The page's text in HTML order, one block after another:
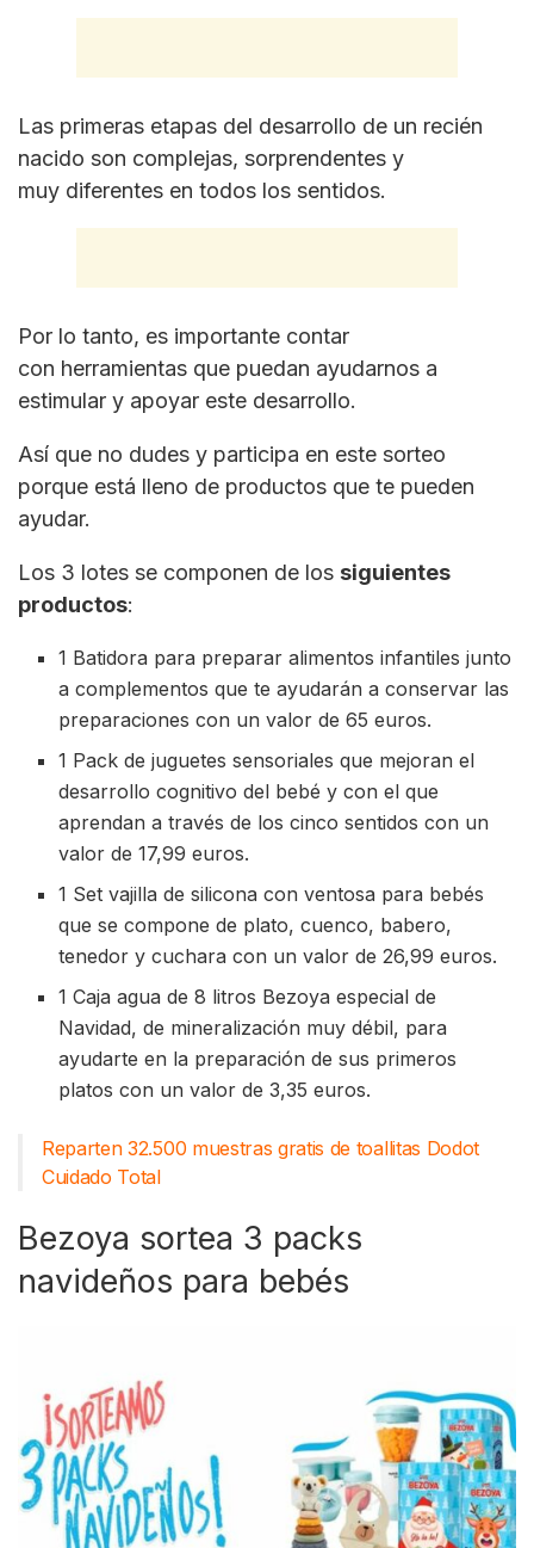
Las primeras etapas del desarrollo de un recién
nacido son complejas, sorprendentes y
muy diferentes en todos los sentidos.
Por lo tanto, es importante contar
con herramientas que puedan ayudarnos a
estimular y apoyar este desarrollo.
Así que no dudes y participa en este sorteo
porque está lleno de productos que te pueden
ayudar.
Los 3 lotes se componen de los siguientes
productos:
1 Batidora para preparar alimentos infantiles junto
a complementos que te ayudarán a conservar las
preparaciones con un valor de 65 euros.
1 Pack de juguetes sensoriales que mejoran el
desarrollo cognitivo del bebé y con el que
aprendan a través de los cinco sentidos con un
valor de 17,99 euros.
1 Set vajilla de silicona con ventosa para bebés
que se compone de plato, cuenco, babero,
tenedor y cuchara con un valor de 26,99 euros.
1 Caja agua de 8 litros Bezoya especial de
Navidad, de mineralización muy débil, para
ayudarte en la preparación de sus primeros
platos con un valor de 3,35 euros.
Reparten 32.500 muestras gratis de toallitas Dodot
Cuidado Total
Bezoya sortea 3 packs
navideños para bebés